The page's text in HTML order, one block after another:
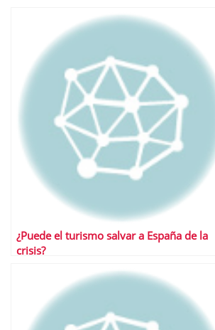
¿Puede el turismo salvar a España de la
crisis?